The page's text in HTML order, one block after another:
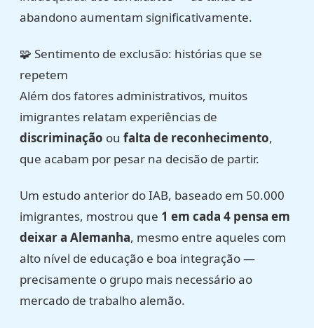
abandono aumentam significativamente.
🧩 Sentimento de exclusão: histórias que se
repetem
Além dos fatores administrativos, muitos
imigrantes relatam experiências de
discriminação ou falta de reconhecimento,
que acabam por pesar na decisão de partir.
Um estudo anterior do IAB, baseado em 50.000
imigrantes, mostrou que 1 em cada 4 pensa em
deixar a Alemanha, mesmo entre aqueles com
alto nível de educação e boa integração —
precisamente o grupo mais necessário ao
mercado de trabalho alemão.